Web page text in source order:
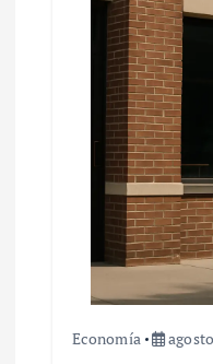
Economía